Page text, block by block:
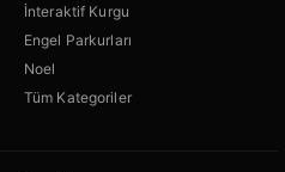
İnteraktif Kurgu
Engel Parkurları
Noel
Tüm Kategoriler